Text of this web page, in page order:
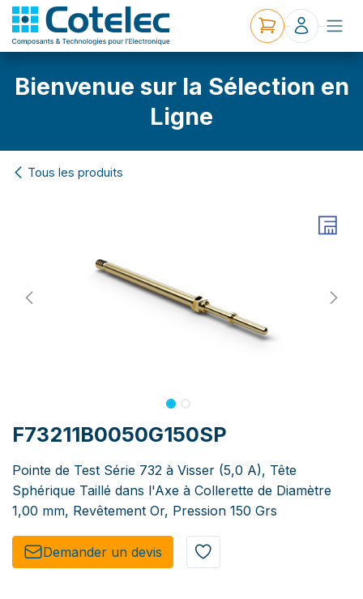
Bienvenue sur la Sélection en
Ligne
Tous les produits
F73211B0050G150SP
Pointe de Test Série 732 à Visser (5,0 A), Tête
Sphérique Taillé dans l'Axe à Collerette de Diamètre
1,00 mm, Revêtement Or, Pression 150 Grs
Demander un de​​vis​​